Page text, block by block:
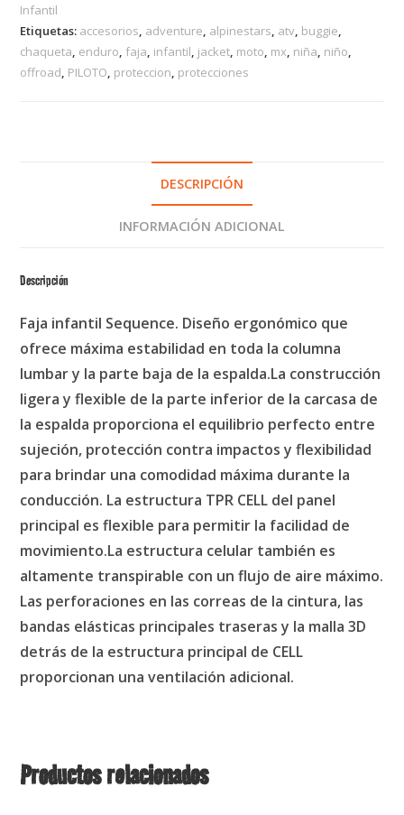
Infantil
Etiquetas: accesorios, adventure, alpinestars, atv, buggie,
chaqueta, enduro, faja, infantil, jacket, moto, mx, niña, niño,
offroad, PILOTO, proteccion, protecciones
DESCRIPCIÓN
INFORMACIÓN ADICIONAL
Descripción
Faja infantil Sequence. Diseño ergonómico que
ofrece máxima estabilidad en toda la columna
lumbar y la parte baja de la espalda.La construcción
ligera y flexible de la parte inferior de la carcasa de
la espalda proporciona el equilibrio perfecto entre
sujeción, protección contra impactos y flexibilidad
para brindar una comodidad máxima durante la
conducción. La estructura TPR CELL del panel
principal es flexible para permitir la facilidad de
movimiento.La estructura celular también es
altamente transpirable con un flujo de aire máximo.
Las perforaciones en las correas de la cintura, las
bandas elásticas principales traseras y la malla 3D
detrás de la estructura principal de CELL
proporcionan una ventilación adicional.
Productos relacionados